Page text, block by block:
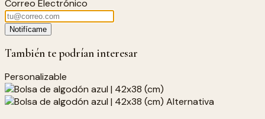
Correo Electrónico
Notifícame
También te podrían interesar
Personalizable